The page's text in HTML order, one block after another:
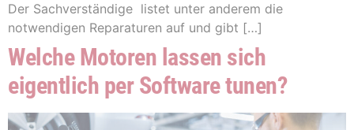
Der Sachverständige listet unter anderem die
notwendigen Reparaturen auf und gibt […]
Welche Motoren lassen sich
eigentlich per Software tunen?